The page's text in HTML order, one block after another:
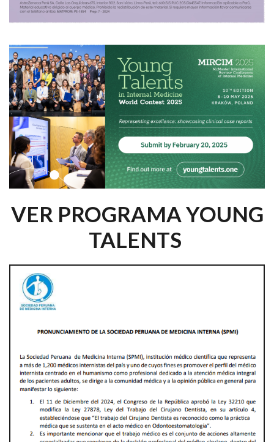
VER PROGRAMA YOUNG
TALENTS